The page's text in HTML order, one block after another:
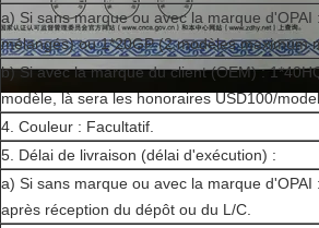
a) Si sans marque ou avec la marque
mélangés) ou 1*20GP (2 modèles maximum
b) Si avec la marque du client (OEM) :
modèle, là sera les honoraires USD100/
4. Couleur : Facultatif.
5. Délai de livraison (délai d'exécution) :
a) Si sans marque ou avec la marque
après réception du dépôt ou du L/C.